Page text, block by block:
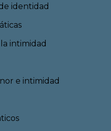
identidad
intimidad
e intimidad